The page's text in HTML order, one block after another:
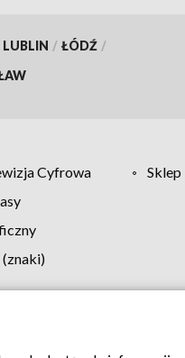
LUBLIN / ŁÓDŹ /
Cyfrowa
Sklep
Kontakt